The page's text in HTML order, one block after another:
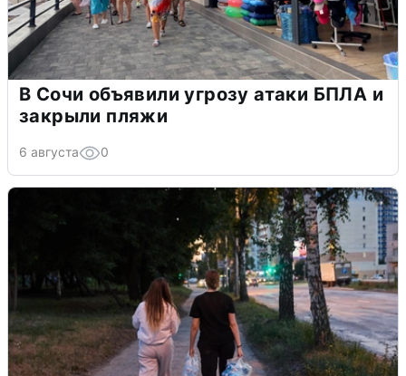
В Сочи объявили угрозу атаки БПЛА и
закрыли пляжи
6 августа 0